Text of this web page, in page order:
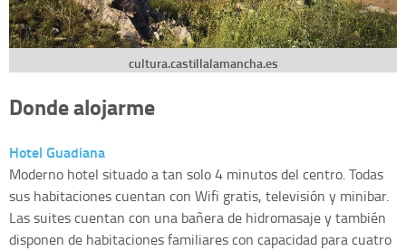
cultura.castillalamancha.es
Donde alojarme
Hotel Guadiana
Moderno hotel situado a tan solo 4 minutos del centro. Todas
sus habitaciones cuentan con Wifi gratis, televisión y minibar.
Las suites cuentan con una bañera de hidromasaje y también
disponen de habitaciones familiares con capacidad para cuatro